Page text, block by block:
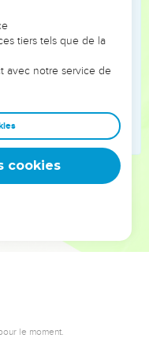
les doutes, les erreurs
alors même que ce
et responsables
afin que leurs erreurs
un ministère, une
expérience est faite
le moment.
tiers tels que de la
avec notre service de
cookies